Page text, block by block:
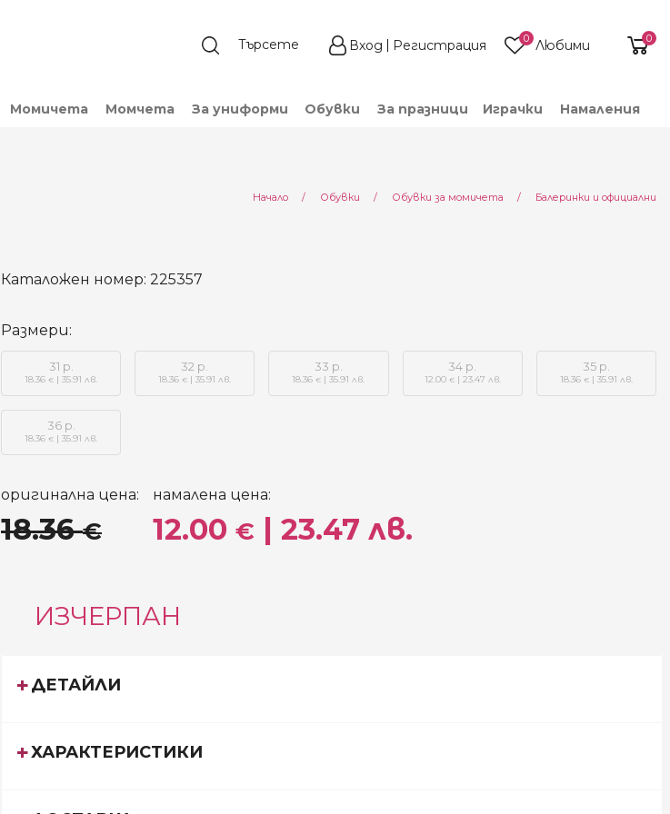
Вход Регистрация Любими
0 0
Момичета Момчета За униформи Обувки За празници Играчки Намаления
Начало Обувки Обувки за момичета Балеринки и официални
Каталожен номер: 225357
оригинална цена:
18.36€
намалена цена:
12.00 € | 23.47 лв.
Размери:
31 р.
18.36 € | 35.91 лв.
32 р.
18.36 € | 35.91 лв.
33 р.
18.36 € | 35.91 лв.
34 р.
12.00 €| 23.47 лв.
35 р.
18.36 €| 35.91 лв.
36 р.
18.36 € | 35.91 лв.
ИЗЧЕРПАН
ДЕТАЙЛИ
ХАРАКТЕРИСТИКИ